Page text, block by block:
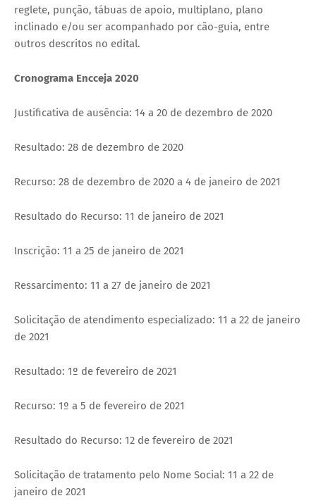
reglete, punção, tábuas de apoio, multiplano, plano
inclinado e/ou ser acompanhado por cão-guia, entre
outros descritos no edital.
Cronograma Encceja 2020
Justificativa de ausência: 14 a 20 de dezembro de 2020
Resultado: 28 de dezembro de 2020
Recurso: 28 de dezembro de 2020 a 4 de janeiro de 2021
Resultado do Recurso: 11 de janeiro de 2021
Inscrição: 11 a 25 de janeiro de 2021
Ressarcimento: 11 a 27 de janeiro de 2021
Solicitação de atendimento especializado: 11 a 22 de janeiro
de 2021
Resultado: 1º de fevereiro de 2021
Recurso: 1º a 5 de fevereiro de 2021
Resultado do Recurso: 12 de fevereiro de 2021
Solicitação de tratamento pelo Nome Social: 11 a 22 de
janeiro de 2021